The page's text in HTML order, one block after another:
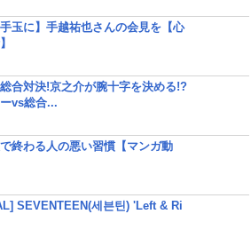
手玉に】手越祐也さんの会見を【心
合対決!京之介が腕十字を決める!?
ーvs総合...
で終わる人の悪い習慣【マンガ動
SEVENTEEN(세븐틴) 'Left & Ri